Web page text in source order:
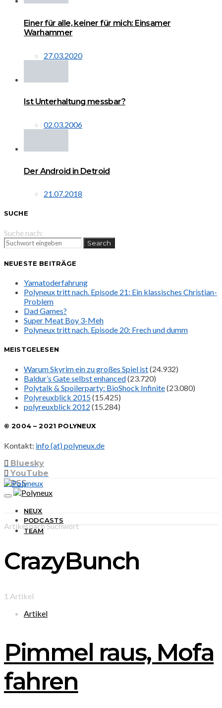
Einer für alle, keiner für mich: Einsamer
Warhammer
27.03.2020
Ist Unterhaltung messbar?
02.03.2006
Der Android in Detroid
21.07.2018
SUCHE
Suche nach:
Search
NEUESTE BEITRÄGE
Yamatoderfahrung
Polyneux tritt nach. Episode 21: Ein klassisches Christian-
Problem
Dad Games?
Super Meat Boy 3-Meh
Polyneux tritt nach. Episode 20: Frech und dumm
MEISTGELESEN
Warum Skyrim ein zu großes Spiel ist(24.932)
Baldur’s Gate selbst enhanced(23.720)
Polytalk & Spoilerparty: BioShock Infinite(23.080)
Polyreuxblick 2015(15.425)
polyreuxblick 2012 (15.284)
© 2004 – 2021 POLYNEUX
Kontakt: info (at) polyneux.de
Bluesky
YouTube
RSS
NEUX
PODCASTS
TEAM
Artikel nach Suchwort
CrazyBunch
1 Artikel
Artikel
Pimmel raus, Mofa
fahren